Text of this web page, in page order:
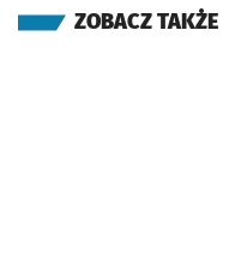
ZOBACZ TAKŻE